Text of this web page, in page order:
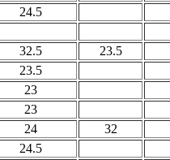
24.5
32.5
23.5
23.5
23
23
24
32
24.5